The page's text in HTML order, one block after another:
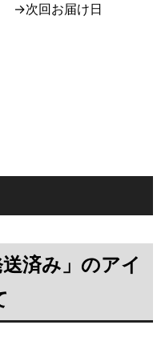
→次回お届け日
送済み」のアイ